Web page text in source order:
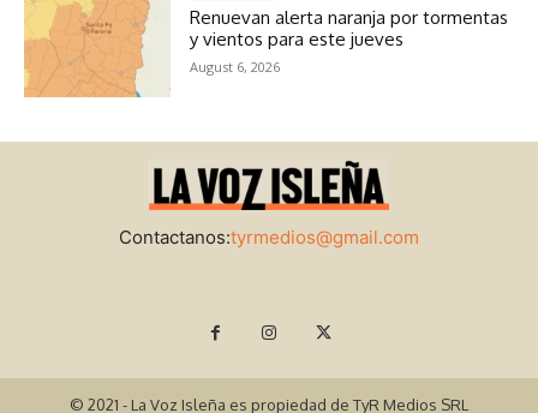
Renuevan alerta naranja por tormentas
y vientos para este jueves
August 6, 2026
Contactanos:tyrmedios@gmail.com
© 2021 - La Voz Isleña es propiedad de TyR Medios SRL